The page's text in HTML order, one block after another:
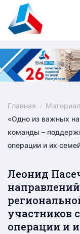
content
Главная
«Одно из важных
команды –
операции и их
Леонид
участников
операции и